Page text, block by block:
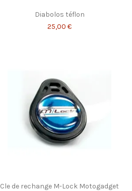
Diabolos téflon
25,00 €
Cle de rechange M-Lock Motogadget